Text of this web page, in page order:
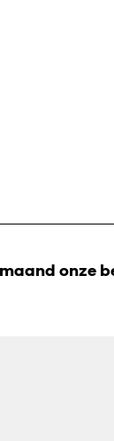
onze